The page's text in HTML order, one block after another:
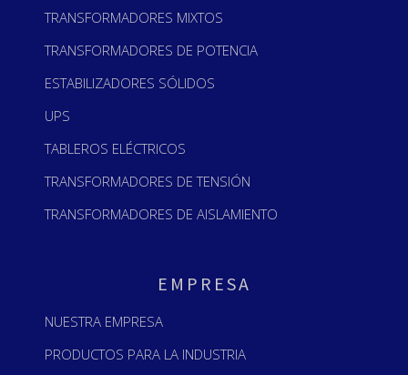
TRANSFORMADORES MIXTOS
TRANSFORMADORES DE POTENCIA
ESTABILIZADORES SÓLIDOS
UPS
TABLEROS ELÉCTRICOS
TRANSFORMADORES DE TENSIÓN
TRANSFORMADORES DE AISLAMIENTO
EMPRESA
NUESTRA EMPRESA
PRODUCTOS PARA LA INDUSTRIA